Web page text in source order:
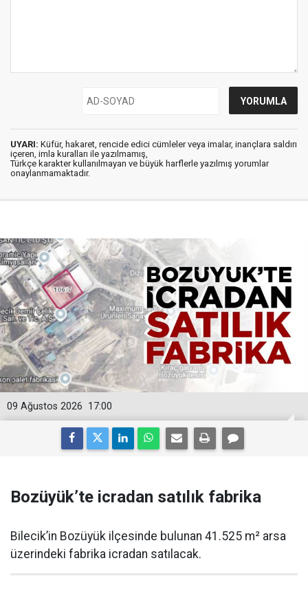
UYARI: Küfür, hakaret, rencide edici cümleler veya imalar, inançlara saldırı
içeren, imla kuralları ile yazılmamış,
Türkçe karakter kullanılmayan ve büyük harflerle yazılmış yorumlar
onaylanmamaktadır.
17:00
09 Ağustos 2026
Bozüyük’te icradan satılık fabrika
Bilecik’in Bozüyük ilçesinde bulunan 41.525 m² arsa
üzerindeki fabrika icradan satılacak.